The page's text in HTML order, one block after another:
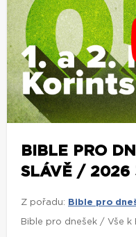
BIBLE PRO
SLÁVĚ / 2026
Z pořadu: Bible pro
Bible pro dnešek / Vše